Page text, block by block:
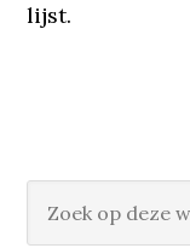
lijst.